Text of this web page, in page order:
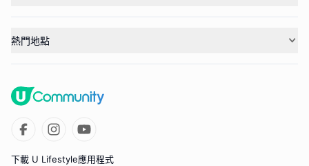
熱門地點
下載 U Lifestyle應用程式